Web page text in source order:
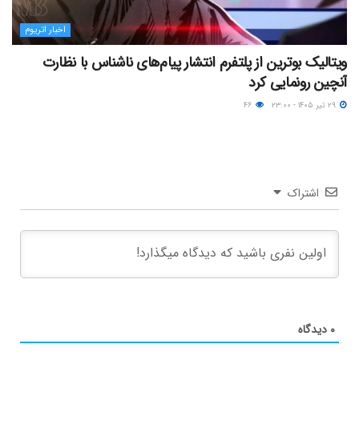
اخبار اتریوم
ویتالیک بوترین از پلتفرم انتشار پیام‌های ناشناس با نظارت
آنچین رونمایی کرد
اشتراک
۰ دیدگاه